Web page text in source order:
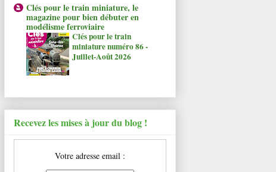
Clés pour le train miniature, le
magazine pour bien débuter en
modélisme ferroviaire
Clés pour le train
miniature numéro 86 -
Juillet-Août 2026
Recevez les mises à jour du blog !
Votre adresse email :